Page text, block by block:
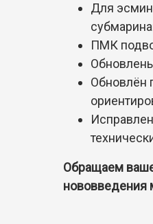
Для
ПМК
Обновлён
Обращаем
нововведения